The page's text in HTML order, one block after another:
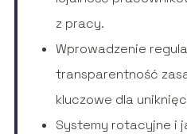
z pracy.
Wprowadzenie
transparentność
kluczowe dla
Systemy rotacyjne i